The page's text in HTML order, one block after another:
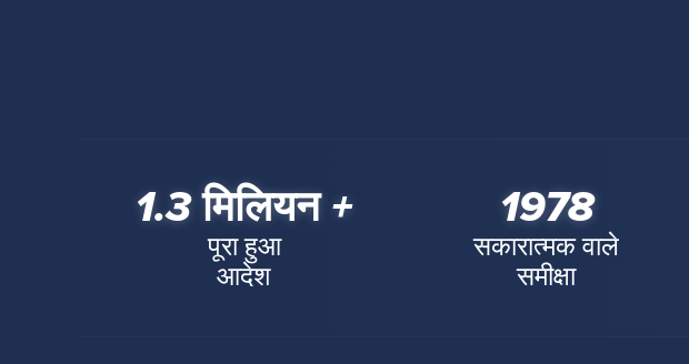
1.3 मिलियन +
पूरा हुआ
आदेश
1978
सकारात्मक वाले
समीक्षा